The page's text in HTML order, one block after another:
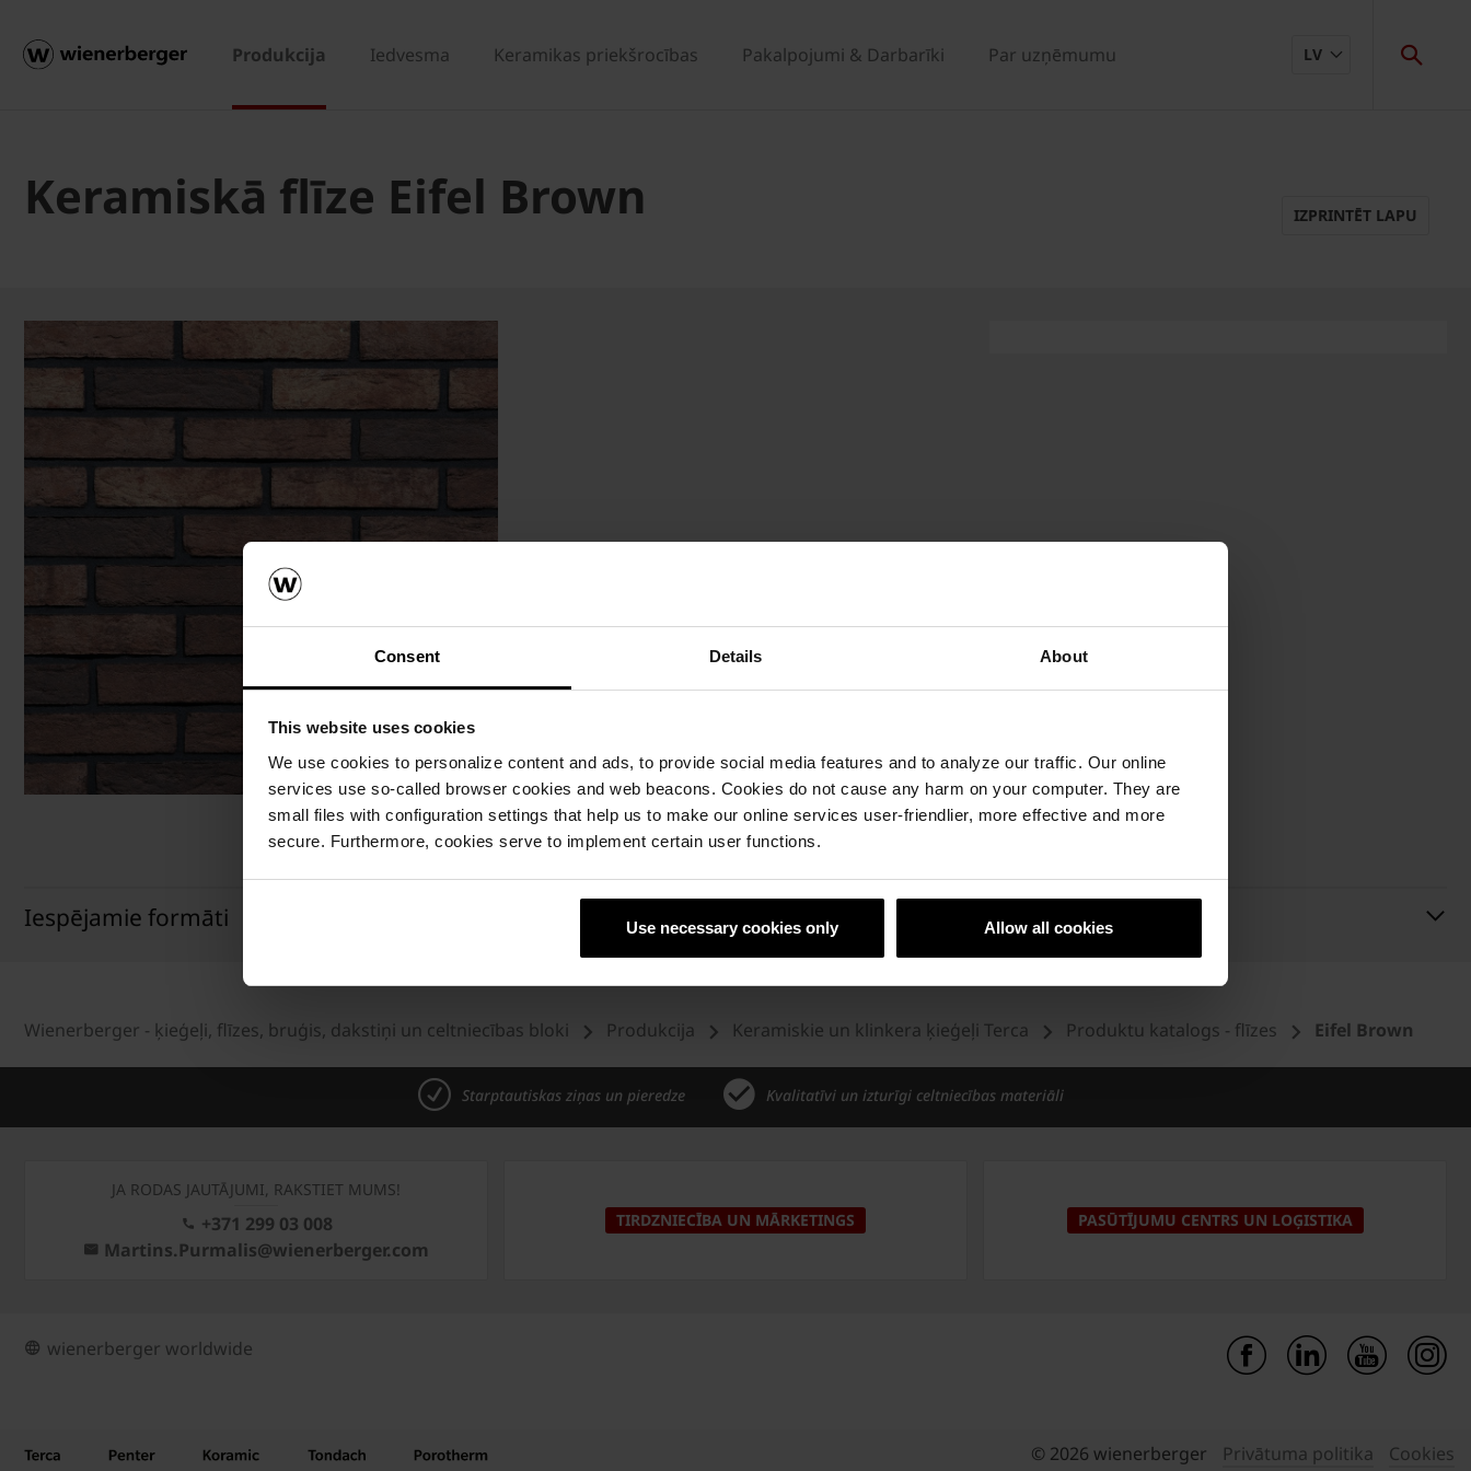
Consent Details About
This website uses cookies
We use cookies to personalize content and ads, to provide social media features and to analyze our traffic. Our online
services use so-called browser cookies and web beacons. Cookies do not cause any harm on your computer. They are
small files with configuration settings that help us to make our online services user-friendlier, more effective and more
secure. Furthermore, cookies serve to implement certain user functions.
Use necessary cookies only Allow all cookies
Produkcija Iedvesma Keramikas priekšrocības Pakalpojumi & Darbarīki Par uzņēmumu LV
Keramiskā flīze Eifel Brown IZPRINTĒT LAPU
Iespējamie formāti
Wienerberger - ķieģeļi, flīzes, bruģis, dakstiņi un celtniecības bloki Produkcija Keramiskie un klinkera ķieģeļi Terca Produktu katalogs - flīzes Eifel Brown
Starptautiskas ziņas un pieredze Kvalitatīvi un izturīgi celtniecības materiāli
JA RODAS JAUTĀJUMI, RAKSTIET MUMS!
+371 299 03 008
Martins.Purmalis@wienerberger.com
TIRDZNIECĪBA UN MĀRKETINGS PASŪTĪJUMU CENTRS UN LOĢISTIKA
wienerberger worldwide
© 2026 wienerberger Privātuma politika Cookies